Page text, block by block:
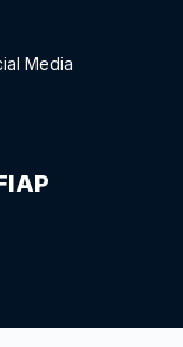
Media